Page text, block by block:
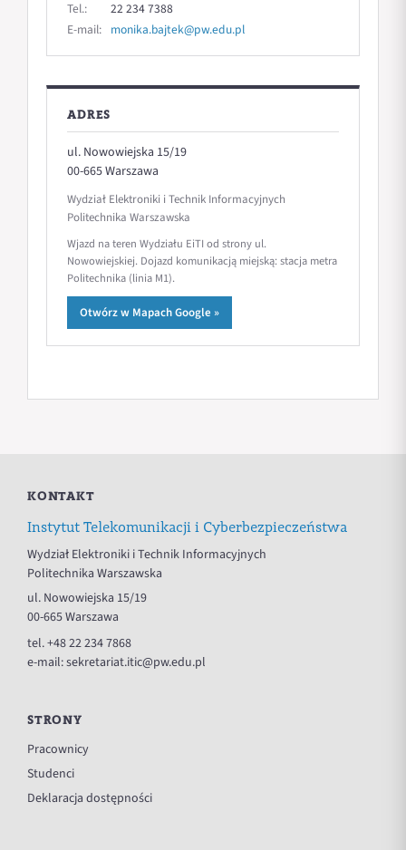
Tel.:
22 234 7388
E-mail: monika.bajtek@pw.edu.pl
ADRES
ul. Nowowiejska 15/19
00-665 Warszawa
Wydział Elektroniki i Technik Informacyjnych
Politechnika Warszawska
Wjazd na teren Wydziału EiTI od strony ul.
Nowowiejskiej. Dojazd komunikacją miejską: stacja metra
Politechnika (linia M1).
Otwórz w Mapach Google »
KONTAKT
Instytut Telekomunikacji i Cyberbezpieczeństwa
Wydział Elektroniki i Technik Informacyjnych
Politechnika Warszawska
ul. Nowowiejska 15/19
00-665 Warszawa
tel.+48 22 234 7868
e-mail:sekretariat.itic@pw.edu.pl
STRONY
Pracownicy
Studenci
Deklaracja dostępności